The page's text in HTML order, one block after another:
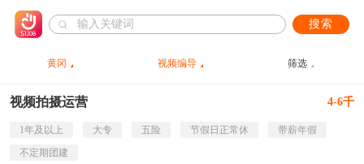
搜索
黄冈 视频编导 筛选
视频拍摄运营 4-6千
1年及以上 大专 五险 节假日正常休
带薪年假
不定期团建